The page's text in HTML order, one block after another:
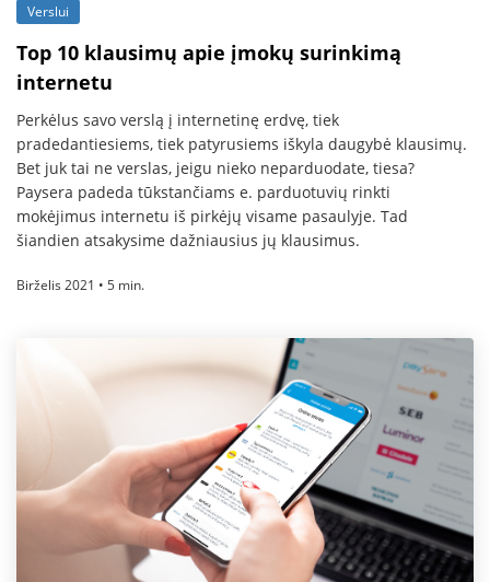
Verslui
Top 10 klausimų apie įmokų surinkimą
internetu
Perkėlus savo verslą į internetinę erdvę, tiek
pradedantiesiems, tiek patyrusiems iškyla daugybė klausimų.
Bet juk tai ne verslas, jeigu nieko neparduodate, tiesa?
Paysera padeda tūkstančiams e. parduotuvių rinkti
mokėjimus internetu iš pirkėjų visame pasaulyje. Tad
šiandien atsakysime dažniausius jų klausimus.
Birželis 2021 • 5 min.